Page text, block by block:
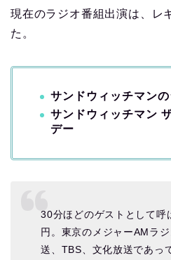
現在のラジオ番組出演は、レ
た。
サンドウィッチマン
サンドウィッチマン
デー
30分ほどのゲストとして呼
円。東京のメジャーAMラ
送、TBS、文化放送であっ